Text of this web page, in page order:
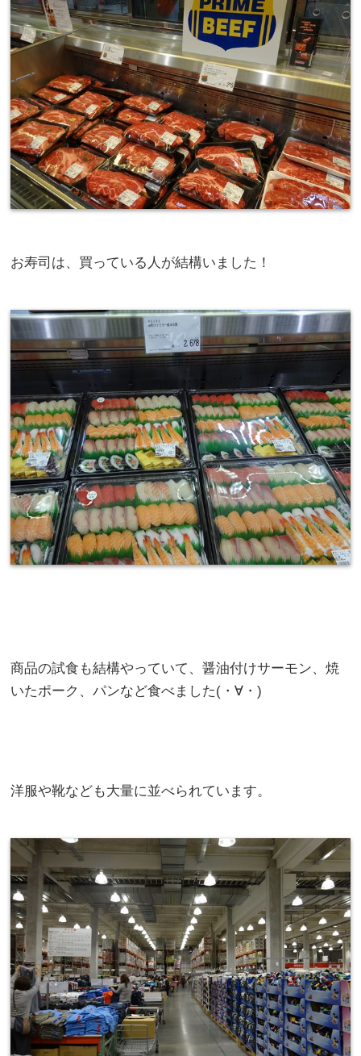
お寿司は、買っている人が結構いました！
商品の試食も結構やっていて、醤油付けサーモン、焼
いたポーク、パンなど食べました(・∀・)
洋服や靴なども大量に並べられています。